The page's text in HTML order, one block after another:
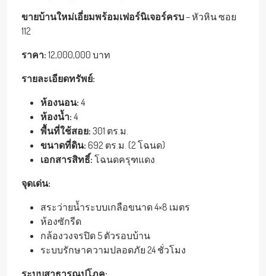
ขายบ้านใหม่เอี่ยมพร้อมเฟอร์นิเจอร์ครบ– หัวหิน ซอย
112
ราคา: 12,000,000 บาท
รายละเอียดทรัพย์:
ห้องนอน: 4
ห้องน้ำ: 4
พื้นที่ใช้สอย: 301 ตร.ม.
ขนาดที่ดิน: 692 ตร.ม. (2 โฉนด)
เอกสารสิทธิ์: โฉนดครุฑแดง
จุดเด่น:
สระว่ายน้ำระบบเกลือขนาด 4×8 เมตร
ห้องซักรีด
กล้องวงจรปิด 5 ตัวรอบบ้าน
ระบบรักษาความปลอดภัย 24 ชั่วโมง
ระบบสาธารณูปโภค: